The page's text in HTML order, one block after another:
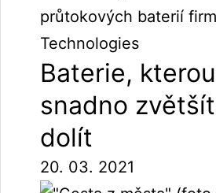
Baterie,
snadno
dolít
20. 03. 2021